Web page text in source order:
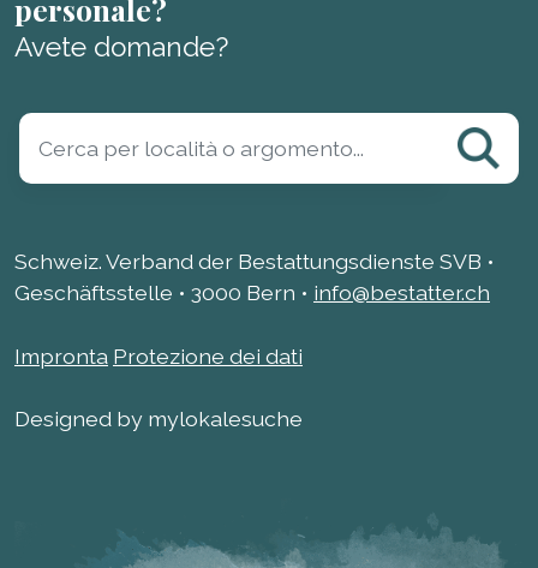
personale?
Avete domande?
Schweiz. Verband der Bestattungsdienste SVB •
Geschäftsstelle • 3000 Bern • info@bestatter.ch
Impronta Protezione dei dati
Designed by mylokalesuche